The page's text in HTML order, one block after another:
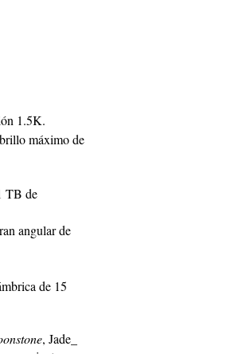
1.5K.
máximo de
TB de
angular de
de 15
, Jade_